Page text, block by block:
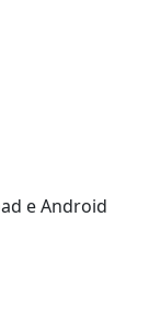
e Android